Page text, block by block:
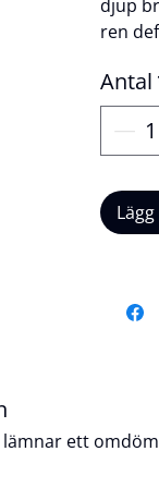
djup
ren
textur
med
Antal
ett